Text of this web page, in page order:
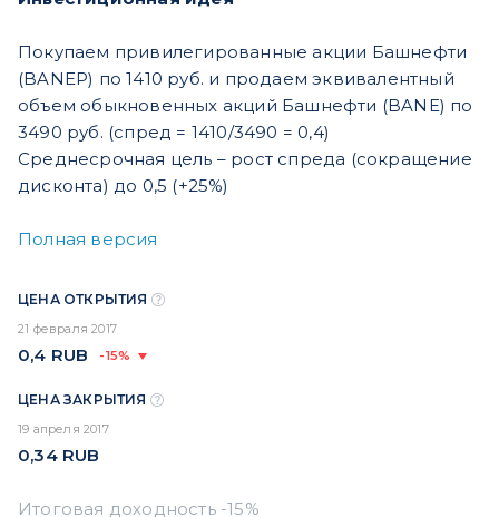
Покупаем привилегированные акции Башнефти
(BANEP) по 1410 руб. и продаем эквивалентный
объем обыкновенных акций Башнефти (BANE) по
3490 руб. (спред = 1410/3490 = 0,4)
Среднесрочная цель – рост спреда (сокращение
дисконта) до 0,5 (+25%)
Полная версия
ЦЕНА ОТКРЫТИЯ
21 февраля 2017
0,4 RUB -15%
ЦЕНА ЗАКРЫТИЯ
19 апреля 2017
0,34 RUB